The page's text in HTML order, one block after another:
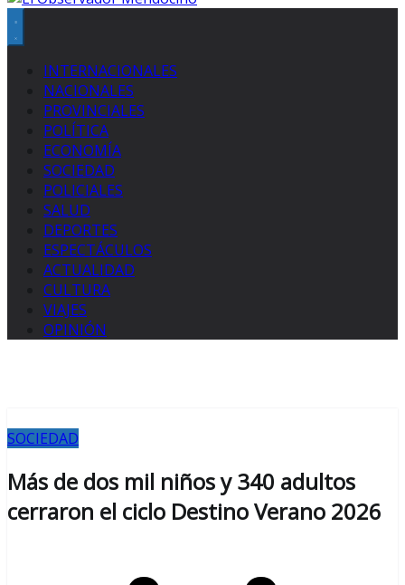
INTERNACIONALES
NACIONALES
PROVINCIALES
POLÍTICA
ECONOMÍA
SOCIEDAD
POLICIALES
SALUD
DEPORTES
ESPECTÁCULOS
ACTUALIDAD
CULTURA
VIAJES
OPINIÓN
SOCIEDAD
Más de dos mil niños y 340 adultos
cerraron el ciclo Destino Verano 2026